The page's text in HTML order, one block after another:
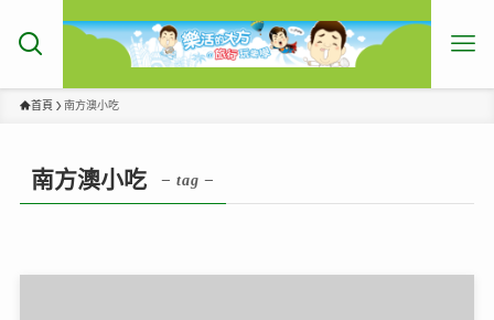
首頁 南方澳小吃
南方澳小吃 – tag –